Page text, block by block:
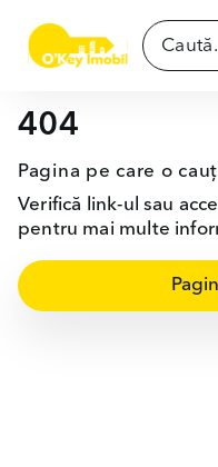
404
Pagina pe care o
Verifică link-ul sau
pentru mai multe